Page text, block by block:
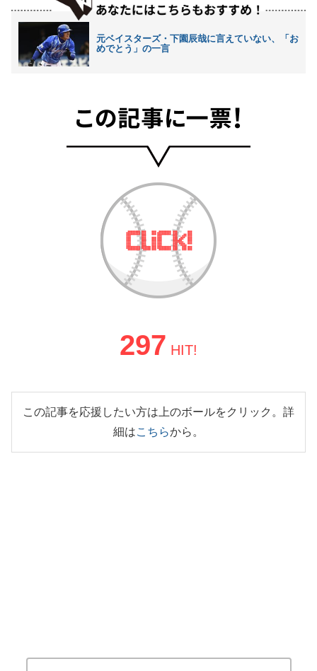
元ベイスターズ・下園辰哉に言えていない、「お
めでとう」の一言
297 HIT!
この記事を応援したい方は上のボールをクリック。詳
細はこちらから。